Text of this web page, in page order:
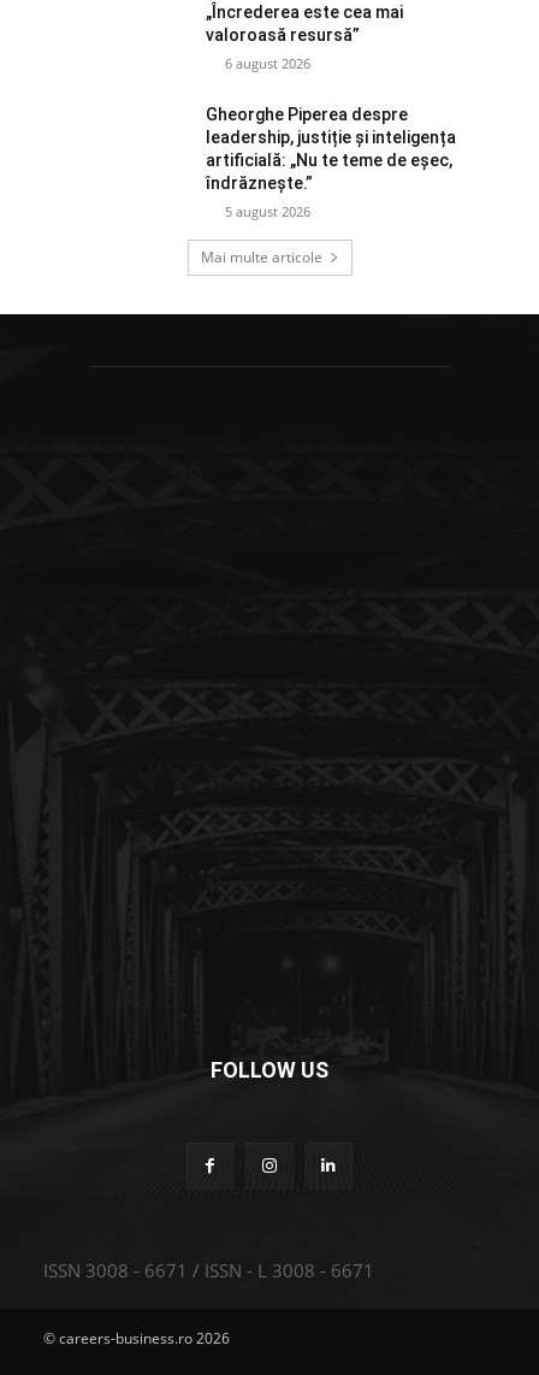
„Încrederea este cea mai
valoroasă resursă”
6 august 2026
Gheorghe Piperea despre
leadership, justiție și inteligența
artificială: „Nu te teme de eșec,
îndrăznește.”
5 august 2026
Mai multe articole
FOLLOW US
ISSN 3008 - 6671 / ISSN - L 3008 - 6671
© careers-business.ro 2026